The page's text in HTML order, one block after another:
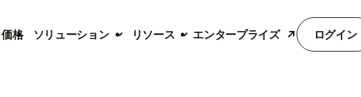
価格 ソリューション リソース エンタープライズ ログイン